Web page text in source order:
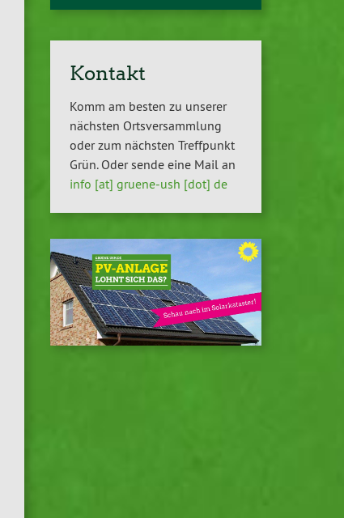
Kontakt
Komm am besten zu unserer
nächsten Ortsversammlung
oder zum nächsten Treffpunkt
Grün. Oder sende eine Mail an
info [at] gruene-ush [dot] de